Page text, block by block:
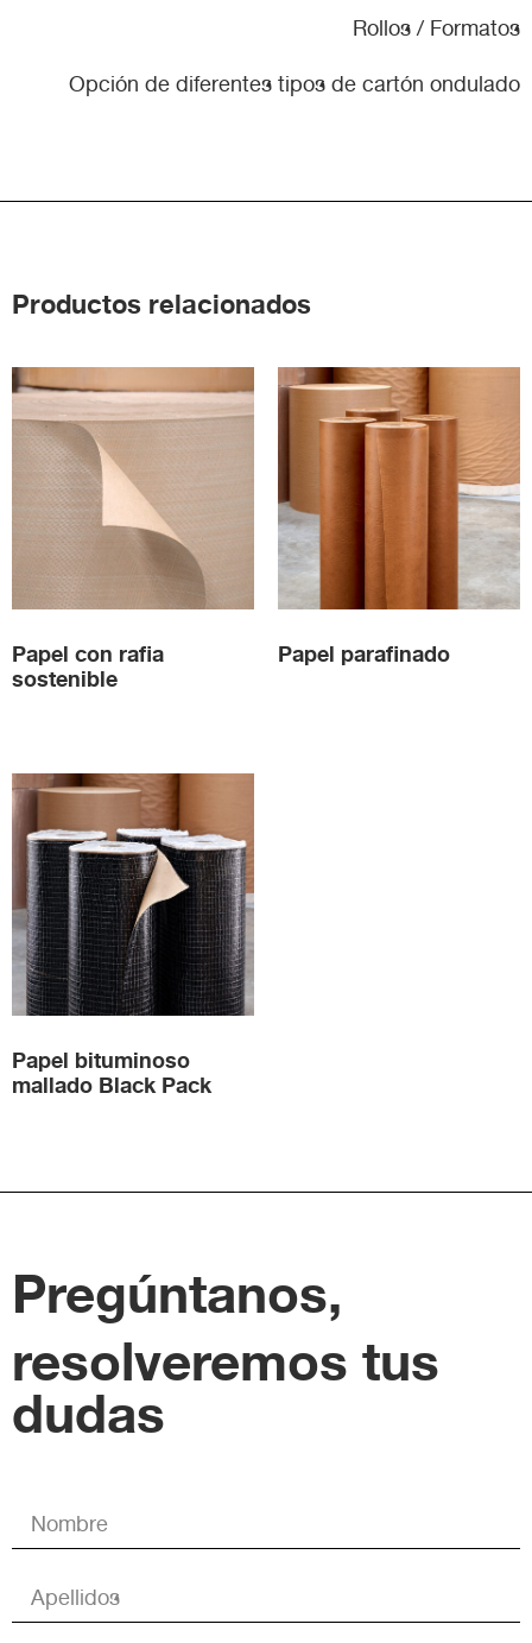
Rollos / Formatos
Opción de diferentes tipos de cartón ondulado
Productos relacionados
Papel con rafia
sostenible
Papel parafinado
Papel bituminoso
mallado Black Pack
Pregúntanos,
resolveremos tus
dudas